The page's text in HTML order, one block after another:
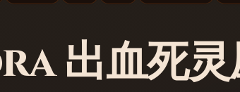
出血死灵